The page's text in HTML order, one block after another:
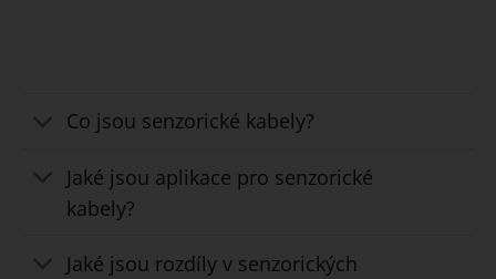
Co jsou senzorické kabely?
Jaké jsou aplikace pro senzorické
kabely?
Jaké jsou rozdíly v senzorických